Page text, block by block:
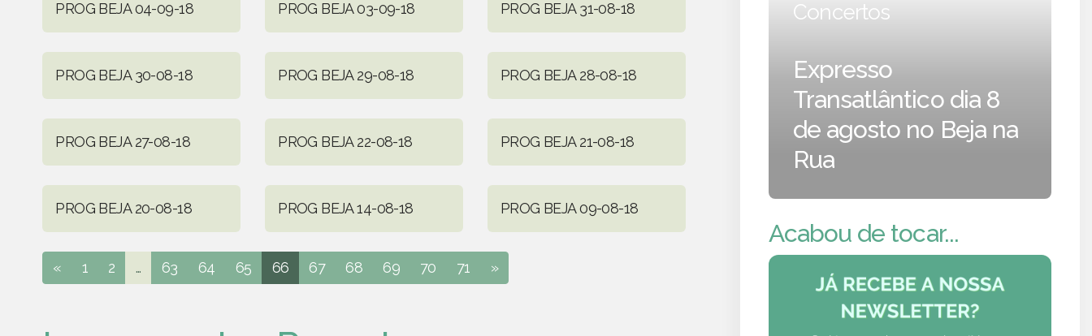
PROG BEJA 04-09-18 PROG BEJA 03-09-18 PROG BEJA 31-08-18
PROG BEJA 30-08-18 PROG BEJA 29-08-18 PROG BEJA 28-08-18
PROG BEJA 27-08-18 PROG BEJA 22-08-18 PROG BEJA 21-08-18
PROG BEJA 20-08-18 PROG BEJA 14-08-18 PROG BEJA 09-08-18
« 1 2 ... 63 64 65 66 67 68 69 70 71 »
Concertos
Expresso
Transatlântico dia 8
de agosto no Beja na
Rua
Acabou de tocar...